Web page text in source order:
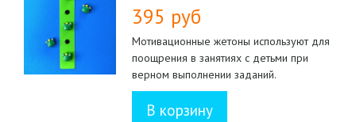
395 руб
Мотивационные жетоны используют для
поощрения в занятиях с детьми при
верном выполнении заданий.